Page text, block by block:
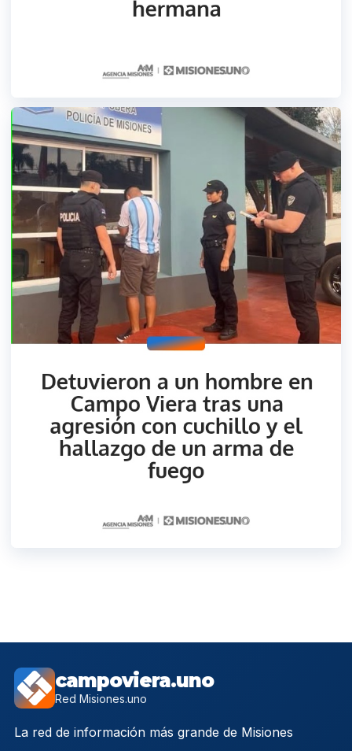
campoviera.uno
Red Misiones.uno
La red de información más grande de Misiones